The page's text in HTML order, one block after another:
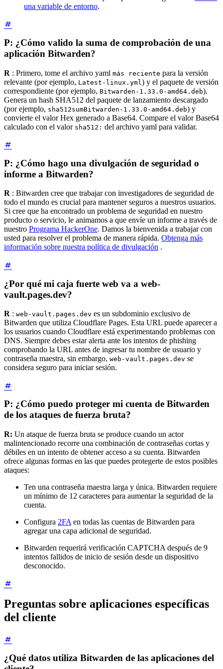
una variable de entorno.
P: ¿Cómo valido la suma de comprobación de una
aplicación Bitwarden?
R : Primero, tome el archivo yaml más reciente para la versión
relevante (por ejemplo, Latest-linux.yml ) y el paquete de versión
correspondiente (por ejemplo, Bitwarden-1.33.0-amd64.deb).
Genera un hash SHA512 del paquete de lanzamiento descargado
(por ejemplo, sha512sumBitwarden-1.33.0-amd64.deb) y
convierte el valor Hex generado a Base64. Compare el valor Base64
calculado con el valor sha512: del archivo yaml para validar.
P: ¿Cómo hago una divulgación de seguridad o
informe a Bitwarden?
R : Bitwarden cree que trabajar con investigadores de seguridad de
todo el mundo es crucial para mantener seguros a nuestros usuarios.
Si cree que ha encontrado un problema de seguridad en nuestro
producto o servicio, le animamos a que envíe un informe a través de
nuestro Programa HackerOne. Damos la bienvenida a trabajar con
usted para resolver el problema de manera rápida. Obtenga más
información sobre nuestra política de divulgación .
¿Por qué mi caja fuerte web va a web-
vault.pages.dev?
R : web-vault.pages.dev es un subdominio exclusivo de
Bitwarden que utiliza Cloudflare Pages. Esta URL puede aparecer a
los usuarios cuando Cloudflare está experimentando problemas con
DNS. Siempre debes estar alerta ante los intentos de phishing
comprobando la URL antes de ingresar tu nombre de usuario y
contraseña maestra, sin embargo, web-vault.pages.dev se
considera seguro para iniciar sesión.
P: ¿Cómo puedo proteger mi cuenta de Bitwarden
de los ataques de fuerza bruta?
R: Un ataque de fuerza bruta se produce cuando un actor
malintencionado recorre una combinación de contraseñas cortas y
débiles en un intento de obtener acceso a su cuenta. Bitwarden
ofrece algunas formas en las que puedes protegerte de estos posibles
ataques:
Ten una contraseña maestra larga y única. Bitwarden requiere
un mínimo de 12 caracteres para aumentar la seguridad de la
cuenta.
Configura 2FA en todas las cuentas de Bitwarden para
agregar una capa adicional de seguridad.
Bitwarden requerirá verificación CAPTCHA después de 9
intentos fallidos de inicio de sesión desde un dispositivo
desconocido.
Preguntas sobre aplicaciones específicas
del cliente
¿Qué datos utiliza Bitwarden de las aplicaciones del